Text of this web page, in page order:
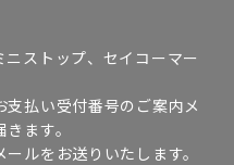
ストップ、セイコーマー
払い受付番号のご案内メ
ます。
ルをお送りいたします。